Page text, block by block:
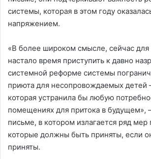
системы, которая в этом году
напряжением.
«В более широком смысле, сейчас
настало время приступить к давно
системной реформе системы
приюта для несопровождаемых
которая устранила бы любую
помещениях для притока в будущем»,
письме, в котором излагается ряд мер
которые должны быть приняты, если
приняты.